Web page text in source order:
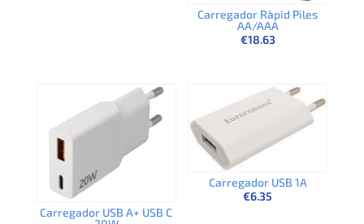
Carregador Ràpid Piles
AA/AAA
€18.63
Carregador USB A+ USB C
Carregador USB 1A
€6.35